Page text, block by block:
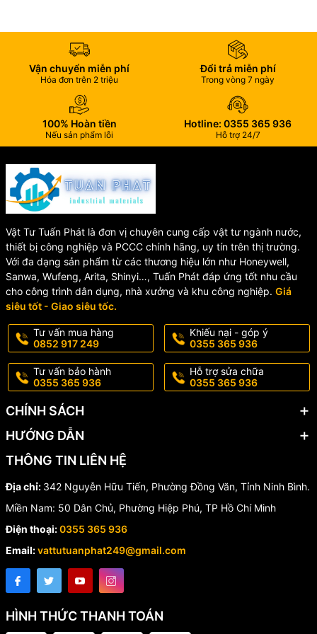
🏆 Độ Bền Cao
Sản phẩm được sản xuất từ vật liệu chất lượng, chịu được môi
trường ẩm ướt thường xuyên trong nhà tắm.
📋 Thông Số Kỹ Thuật
Thông số
Mã sản phẩm LV03
Loại sản
Bộ xả lavabo
Bề mặt
Mạ Crom
Đường kính
nắp xả
60 mm
Chiều cao
điều chỉnh
245 – 290 mm
đa
300 mm
Đầu thoát
tường
31 mm
Công dụng
Thoát nước
lavabo
🏠 Ứng Dụng
✔️ Lavabo gia đình
✔️ Căn hộ chung cư
✔️ Khách sạn, resort
✔️ Nhà hàng, văn phòng
📞 Liên Hệ Tư Vấn & Báo Giá
Hotline: 0355.365.936 - 0852 917 249
Vận chuyển miễn phí
Hóa đơn trên 2 triệu
Đổi trả miễn phí
Trong vòng 7 ngày
100% Hoàn tiền
Nếu sản phẩm lỗi
Hotline: 0355 365 936
Hỗ trợ 24/7
Vật Tư Tuấn Phát là đơn vị chuyên cung cấp vật tư ngành nước,
thiết bị công nghiệp và PCCC chính hãng, uy tín trên thị trường.
Với đa dạng sản phẩm từ các thương hiệu lớn như Honeywell,
Sanwa, Wufeng, Arita, Shinyi…, Tuấn Phát đáp ứng tốt nhu cầu
cho công trình dân dụng, nhà xưởng và khu công nghiệp. Giá
siêu tốt - Giao siêu tốc.
Tư vấn mua hàng
0852 917 249
Khiếu nại - góp ý
0355 365 936
Tư vấn bảo hành
0355 365 936
Hỗ trợ sửa chữa
0355 365 936
CHÍNH SÁCH
HƯỚNG DẪN
THÔNG TIN LIÊN HỆ
Địa chỉ: 342 Nguyễn Hữu Tiến, Phường Đồng Văn, Tỉnh Ninh Bình.
Miền Nam: 50 Dân Chủ, Phường Hiệp Phú, TP Hồ Chí Minh
Điện thoại:0355 365 936
Email:vattutuanphat249@gmail.com
HÌNH THỨC THANH TOÁN